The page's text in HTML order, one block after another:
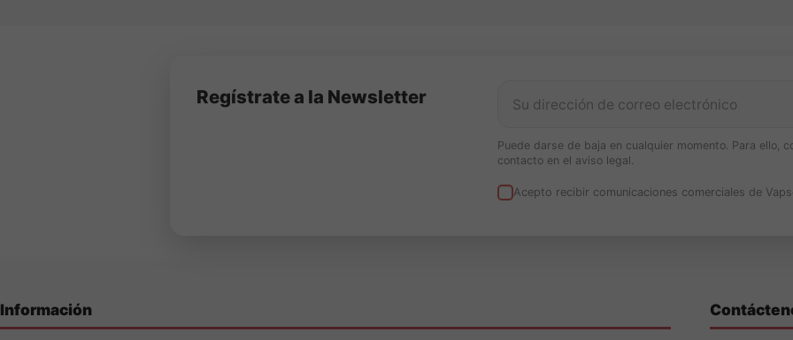
Regístrate a la Newsletter
Puede darse de baja en cualquier momento. Para ello,
contacto en el aviso legal.
Acepto recibir comunicaciones comerciales de
Información